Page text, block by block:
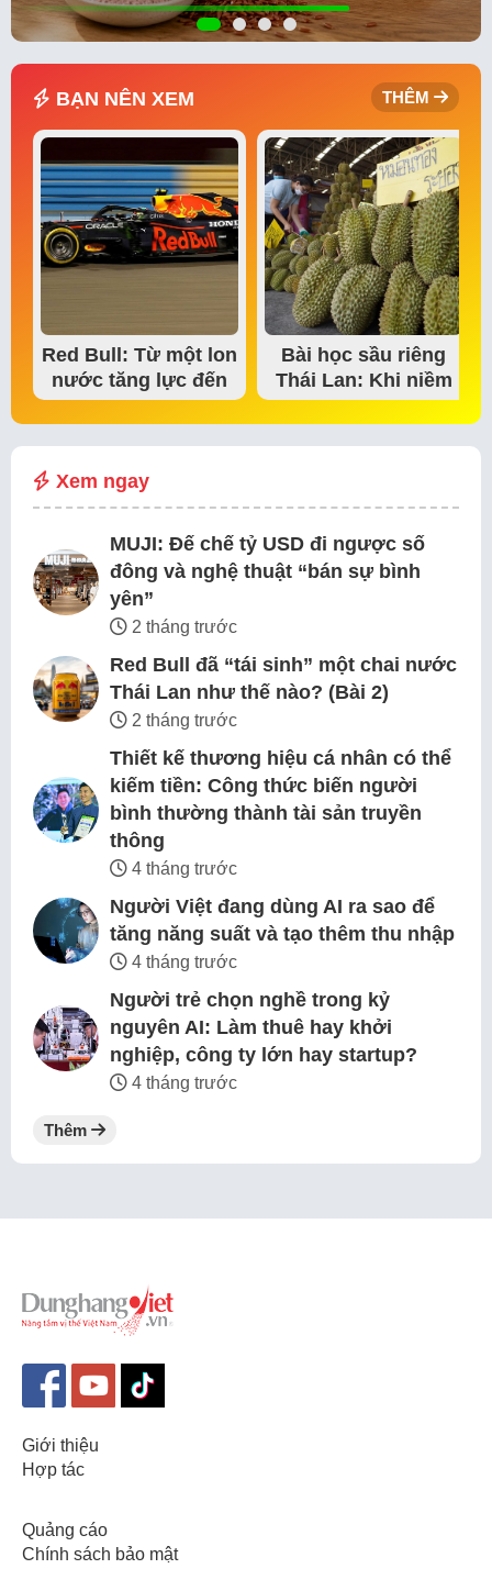
BẠN NÊN XEM THÊM
Red Bull: Từ một lon
nước tăng lực đến
đế chế thể…
Bài học sầu riêng
Thái Lan: Khi niềm
tin thị trường bắt…
Xem ngay
MUJI: Đế chế tỷ USD đi ngược số
đông và nghệ thuật “bán sự bình
yên”
2 tháng trước
Red Bull đã “tái sinh” một chai nước
Thái Lan như thế nào? (Bài 2)
2 tháng trước
Thiết kế thương hiệu cá nhân có thể
kiếm tiền: Công thức biến người
bình thường thành tài sản truyền
thông
4 tháng trước
Người Việt đang dùng AI ra sao để
tăng năng suất và tạo thêm thu nhập
4 tháng trước
Người trẻ chọn nghề trong kỷ
nguyên AI: Làm thuê hay khởi
nghiệp, công ty lớn hay startup?
4 tháng trước
Thêm
Giới thiệu
Hợp tác
Quảng cáo
Chính sách bảo mật